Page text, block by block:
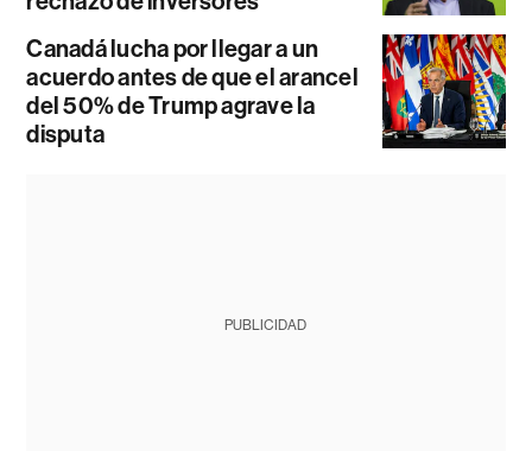
Canadá lucha por llegar a un
acuerdo antes de que el arancel
del 50% de Trump agrave la
disputa
PUBLICIDAD